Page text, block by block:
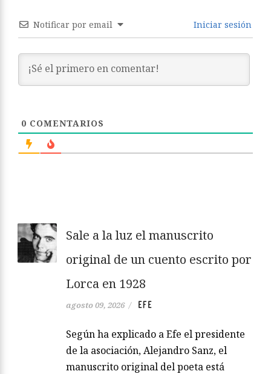
Notificar por email Iniciar sesión
0 COMENTARIOS
Sale a la luz el manuscrito
original de un cuento escrito por
Lorca en 1928
agosto 09, 2026 / EFE
Según ha explicado a Efe el presidente
de la asociación, Alejandro Sanz, el
manuscrito original del poeta está